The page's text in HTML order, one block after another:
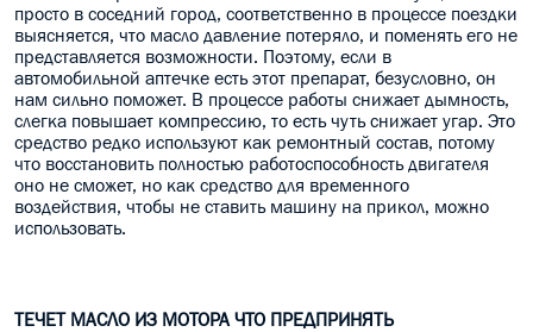
просто в соседний город, соответственно в процессе поездки
выясняется, что масло давление потеряло, и поменять его не
представляется возможности. Поэтому, если в
автомобильной аптечке есть этот препарат, безусловно, он
нам сильно поможет. В процессе работы снижает дымность,
слегка повышает компрессию, то есть чуть снижает угар. Это
средство редко используют как ремонтный состав, потому
что восстановить полностью работоспособность двигателя
оно не сможет, но как средство для временного
воздействия, чтобы не ставить машину на прикол, можно
использовать.
ТЕЧЕТ МАСЛО ИЗ МОТОРА ЧТО ПРЕДПРИНЯТЬ